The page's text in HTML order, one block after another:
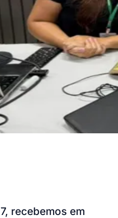
recebemos em